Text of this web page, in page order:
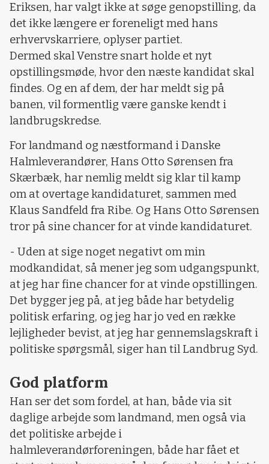
Eriksen, har valgt ikke at søge genopstilling, da
det ikke længere er foreneligt med hans
erhvervskarriere, oplyser partiet.
Dermed skal Venstre snart holde et nyt
opstillingsmøde, hvor den næste kandidat skal
findes. Og en af dem, der har meldt sig på
banen, vil formentlig være ganske kendt i
landbrugskredse.
For landmand og næstformand i Danske
Halmleverandører, Hans Otto Sørensen fra
Skærbæk, har nemlig meldt sig klar til kamp
om at overtage kandidaturet, sammen med
Klaus Sandfeld fra Ribe. Og Hans Otto Sørensen
tror på sine chancer for at vinde kandidaturet.
- Uden at sige noget negativt om min
modkandidat, så mener jeg som udgangspunkt,
at jeg har fine chancer for at vinde opstillingen.
Det bygger jeg på, at jeg både har betydelig
politisk erfaring, og jeg har jo ved en række
lejligheder bevist, at jeg har gennemslagskraft i
politiske spørgsmål, siger han til Landbrug Syd.
God platform
Han ser det som fordel, at han, både via sit
daglige arbejde som landmand, men også via
det politiske arbejde i
halmleverandørforeningen, både har fået et